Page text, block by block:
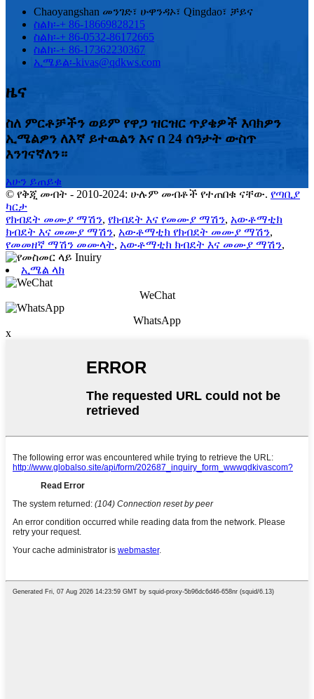
Chaoyangshan መንገድ፣ ሁዋንዳኦ፣ Qingdao፣ ቻይና
ስልክ፡-+ 86-18669828215
ስልክ፡-+ 86-0532-86172665
ስልክ፡-+ 86-17362230367
ኢሜይል፡-kivas@qdkws.com
ዜና
ስለ ምርቶቻችን ወይም የዋጋ ዝርዝር ጥያቄዎች እባክዎን
ኢሜልዎን ለእኛ ይተዉልን እና በ 24 ሰዓታት ውስጥ
እንገናኛለን።
አሁን ይጠይቁ
© የቅጂ መብት - 2010-2024: ሁሉም መብቶች የተጠበቁ ናቸው. የጣቢያ
ካርታ
የክብደት መሙያ ማሽን, የክብደት እና የመሙያ ማሽን, አውቶማቲክ
ክብደት እና መሙያ ማሽን, አውቶማቲክ የክብደት መሙያ ማሽን,
የመመዘኛ ማሽን መሙላት, አውቶማቲክ ክብደት እና መሙያ ማሽን,
ኢሜል ላክ
WeChat
WhatsApp
x